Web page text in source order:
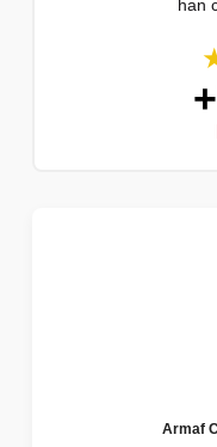
han
Armaf